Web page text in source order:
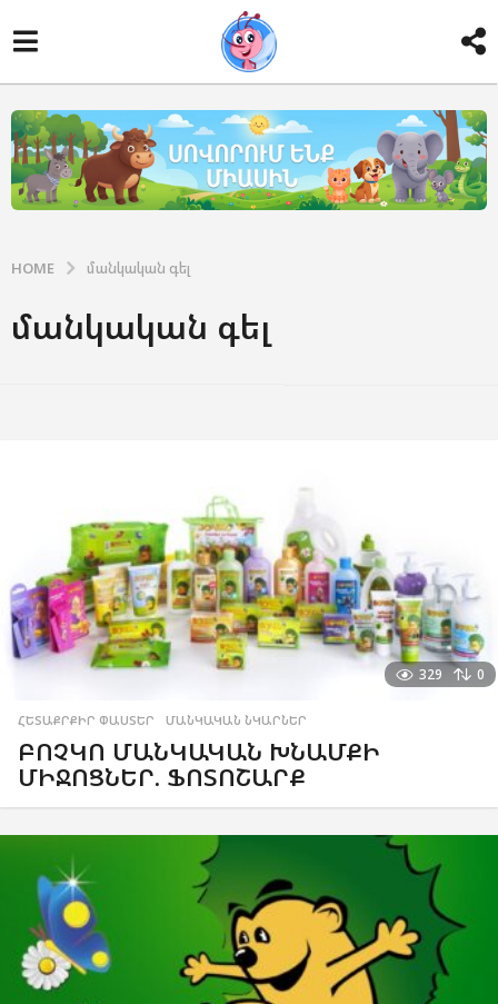
HOME մանկական գել
մանկական գել
329 0
ՀԵՏԱՔՐՔԻՐ ՓԱՍՏԵՐ ,ՄԱՆԿԱԿԱՆ ՆԿԱՐՆԵՐ
ԲՈՉԿՈ ՄԱՆԿԱԿԱՆ ԽՆԱՄՔԻ
ՄԻՋՈՑՆԵՐ. ՖՈՏՈՇԱՐՔ